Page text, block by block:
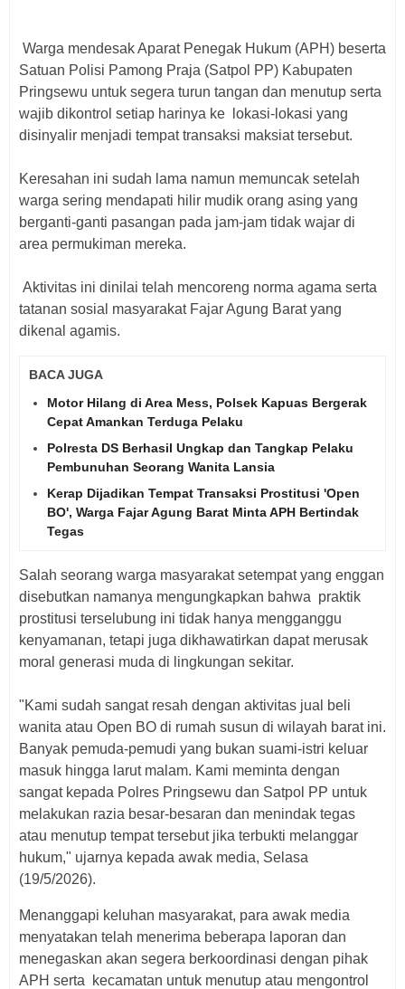
Warga mendesak Aparat Penegak Hukum (APH) beserta
Satuan Polisi Pamong Praja (Satpol PP) Kabupaten
Pringsewu untuk segera turun tangan dan menutup serta
wajib dikontrol setiap harinya ke lokasi-lokasi yang
disinyalir menjadi tempat transaksi maksiat tersebut.
Keresahan ini sudah lama namun memuncak setelah
warga sering mendapati hilir mudik orang asing yang
berganti-ganti pasangan pada jam-jam tidak wajar di
area permukiman mereka.
Aktivitas ini dinilai telah mencoreng norma agama serta
tatanan sosial masyarakat Fajar Agung Barat yang
dikenal agamis.
BACA JUGA
Motor Hilang di Area Mess, Polsek Kapuas Bergerak
Cepat Amankan Terduga Pelaku
Polresta DS Berhasil Ungkap dan Tangkap Pelaku
Pembunuhan Seorang Wanita Lansia
Kerap Dijadikan Tempat Transaksi Prostitusi 'Open
BO', Warga Fajar Agung Barat Minta APH Bertindak
Tegas
Salah seorang warga masyarakat setempat yang enggan
disebutkan namanya mengungkapkan bahwa praktik
prostitusi terselubung ini tidak hanya mengganggu
kenyamanan, tetapi juga dikhawatirkan dapat merusak
moral generasi muda di lingkungan sekitar.
"Kami sudah sangat resah dengan aktivitas jual beli
wanita atau Open BO di rumah susun di wilayah barat ini.
Banyak pemuda-pemudi yang bukan suami-istri keluar
masuk hingga larut malam. Kami meminta dengan
sangat kepada Polres Pringsewu dan Satpol PP untuk
melakukan razia besar-besaran dan menindak tegas
atau menutup tempat tersebut jika terbukti melanggar
hukum," ujarnya kepada awak media, Selasa
(19/5/2026).
Menanggapi keluhan masyarakat, para awak media
menyatakan telah menerima beberapa laporan dan
menegaskan akan segera berkoordinasi dengan pihak
APH serta kecamatan untuk menutup atau mengontrol